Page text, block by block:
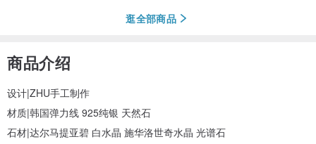
逛全部商品
商品介绍
设计|ZHU手工制作
材质|韩国弹力线 925纯银 天然石
石材|达尔马提亚碧 白水晶 施华洛世奇水晶 光谱石